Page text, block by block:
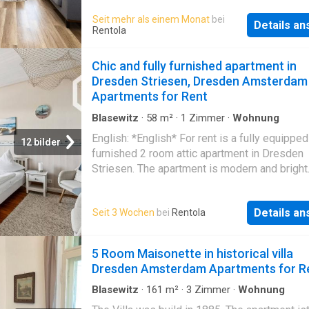
is located in the central district of Dresden
There are numerous restaurants and cafés in
immediate vicinity. The city center is very
directly at the apartment!
Seit mehr als einem Monat bei
Rentola
Details
12 bilder
Chic and fully furnished apartment in
Dresden Striesen, Dresden Amsterdam
Apartments for Rent
Blasewitz · 58 m² · 1 Zimmer · Wohnung
English: *English* For rent is a fully
furnished 2 room attic apartment in Dresden
Striesen. The apartment is modern and bright
equipped with oven, refrigerator, dishwasher,
ceramic hob, coffee machine, kettle, toaster
course dishes. The bathroom has a bathtub,
with sofa, armchair, a dining table incl. 4 chairs
SAT-TV. In the bedroom there is a cm double
a separate single bed. The roof windows can
darkened by roller blinds Location You look
Seit 3 Wochen bei Rentola Details
5 Room Maisonette in historical villa
Dresden Amsterdam Apartments for
Blasewitz · 161 m² · 3 Zimmer · Wohnung